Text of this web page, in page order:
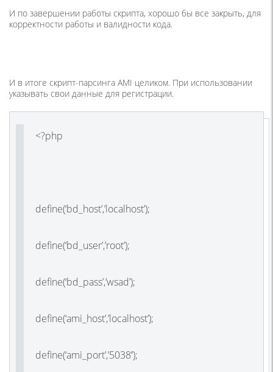
И по завершении работы скрипта, хорошо бы все закрыть, для
корректности работы и валидности кода.
И в итоге скрипт-парсинга AMI целиком. При использовании
указывать свои данные для регистрации.
<?php
define(‘bd_host’,’localhost’);
define(‘bd_user’,’root’);
define(‘bd_pass’,’wsad’);
define(‘ami_host’,’localhost’);
define(‘ami_port’,’5038′);